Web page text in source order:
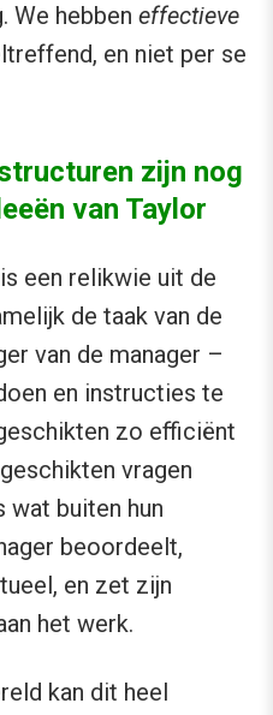
We hebben effectieve
en niet per se
zijn nog
van Taylor
is een relikwie uit de
de taak van de
van de manager –
en instructies te
zo efficiënt
vragen
buiten hun
beoordeelt,
en zet zijn
het werk.
kan dit heel